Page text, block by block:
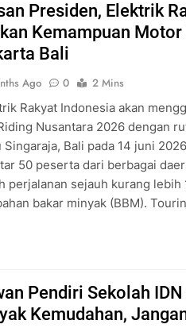
Presiden, Elektrik
Kemampuan
Bali
Ago 0
2 Mins
Rakyat Indonesia akan
Nusantara 2026 dengan
Bali pada 14 juni
50 peserta dari berbagai
perjalanan sejauh kurang lebih
bakar minyak (BBM).
Pendiri Sekolah
Kemudahan,